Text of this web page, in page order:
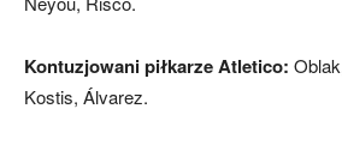
Kontuzjowani piłkarze Atletico:
Kostis, Álvarez.